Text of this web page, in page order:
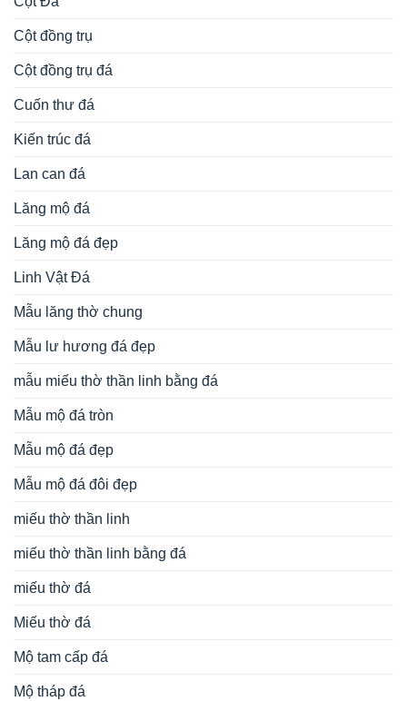
Cột đồng trụ
Cột đồng trụ đá
Cuốn thư đá
Kiến trúc đá
Lan can đá
Lăng mộ đá
Lăng mộ đá đẹp
Linh Vật Đá
Mẫu lăng thờ chung
Mẫu lư hương đá đẹp
mẫu miếu thờ thần linh bằng đá
Mẫu mộ đá tròn
Mẫu mộ đá đẹp
Mẫu mộ đá đôi đẹp
miếu thờ thần linh
miếu thờ thần linh bằng đá
miếu thờ đá
Miếu thờ đá
Mộ tam cấp đá
Mộ tháp đá